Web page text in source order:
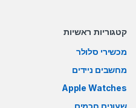
קטגוריות ראשיות
מכשירי סלולר
מחשבים ניידים
Apple Watches
שעונים חכמים